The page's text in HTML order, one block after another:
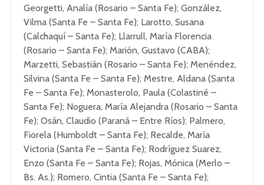
Georgetti, Analía (Rosario – Santa Fe); González,
Vilma (Santa Fe – Santa Fe); Larotto, Susana
(Calchaquí – Santa Fe); Llarrull, María Florencia
(Rosario – Santa Fe); Marión, Gustavo (CABA);
Marzetti, Sebastián (Rosario – Santa Fe); Menéndez,
Silvina (Santa Fe – Santa Fe); Mestre, Aldana (Santa
Fe – Santa Fe); Monasterolo, Paula (Colastiné –
Santa Fe); Noguera, María Alejandra (Rosario – Santa
Fe); Osán, Claudio (Paraná – Entre Ríos); Palmero,
Fiorela (Humboldt – Santa Fe); Recalde, María
Victoria (Santa Fe – Santa Fe); Rodríguez Suarez,
Enzo (Santa Fe – Santa Fe); Rojas, Mónica (Merlo –
Bs. As.); Romero, Cintia (Santa Fe – Santa Fe);